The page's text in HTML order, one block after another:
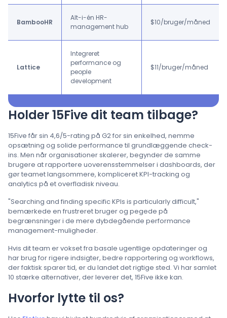
BambooHR
Alt-i-én HR-
management hub
$10/bruger/måned
Lattice
Integreret
performance og
people
development
$11/bruger/måned
Holder 15Five dit team tilbage?
15Five får sin 4,6/5-rating på G2 for sin enkelhed, nemme
opsætning og solide performance til grundlæggende check-
ins. Men når organisationer skalerer, begynder de samme
brugere at rapportere uoverensstemmelser i dashboards, der
gør teamet langsommere, kompliceret KPI-tracking og
analytics på et overfladisk niveau.
"Searching and finding specific KPIs is particularly difficult,"
bemærkede en frustreret bruger og pegede på
begrænsninger i de mere dybdegående performance
management-muligheder.
Hvis dit team er vokset fra basale ugentlige opdateringer og
har brug for rigere indsigter, bedre rapportering og workflows,
der faktisk sparer tid, er du landet det rigtige sted. Vi har samlet
10 stærke alternativer, der leverer det, 15Five ikke kan.
Hvorfor lytte til os?